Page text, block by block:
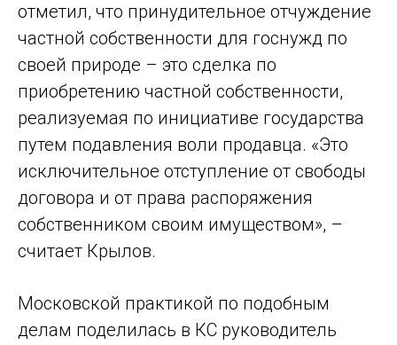
отметил, что принудительное отчуждение
частной собственности для госнужд по
своей природе – это сделка по
приобретению частной собственности,
реализуемая по инициативе государства
путем подавления воли продавца. «Это
исключительное отступление от свободы
договора и от права распоряжения
собственником своим имуществом», –
считает Крылов.
Московской практикой по подобным
делам поделилась в КС руководитель